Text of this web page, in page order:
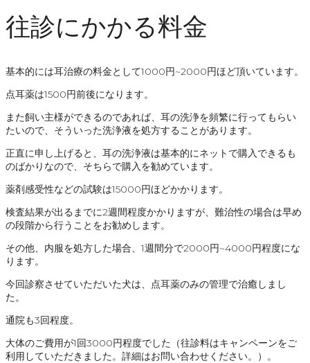
往診にかかる料金
基本的には耳治療の料金として1000円~2000円ほど頂いています。
点耳薬は1500円前後になります。
また飼い主様ができるのであれば、耳の洗浄を頻繁に行ってもらい
たいので、そういった洗浄液を処方することがあります。
正直に申し上げると、耳の洗浄液は基本的にネットで購入できるも
のばかりなので、そちらで購入を勧めています。
薬剤感受性などの試験は15000円ほどかかります。
検査結果が出るまでに2週間程度かかりますが、難治性の場合は早め
の段階から行うことをお勧めします。
その他、内服を処方した場合、1週間分で2000円~4000円程度にな
ります。
今回診察させていただいた犬は、点耳薬のみの管理で治癒しまし
た。
通院も3回程度。
大体のご費用が1回3000円程度でした（往診料はキャンペーンをご
利用していただきました。詳細はお問い合わせください。）。